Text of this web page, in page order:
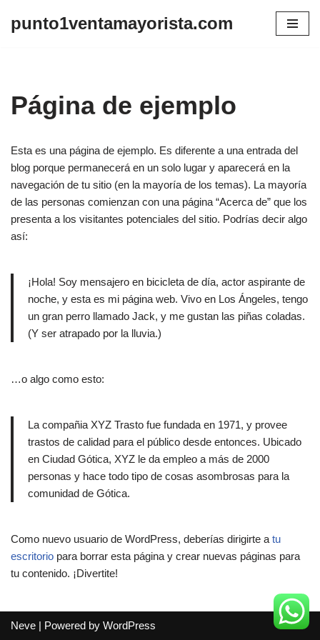
punto1ventamayorista.com
Página de ejemplo
Esta es una página de ejemplo. Es diferente a una entrada del
blog porque permanecerá en un solo lugar y aparecerá en la
navegación de tu sitio (en la mayoría de los temas). La mayoría
de las personas comienzan con una página “Acerca de” que los
presenta a los visitantes potenciales del sitio. Podrías decir algo
así:
¡Hola! Soy mensajero en bicicleta de día, actor aspirante de
noche, y esta es mi página web. Vivo en Los Ángeles, tengo
un gran perro llamado Jack, y me gustan las piñas coladas.
(Y ser atrapado por la lluvia.)
…o algo como esto:
La compañia XYZ Trasto fue fundada en 1971, y provee
trastos de calidad para el público desde entonces. Ubicado
en Ciudad Gótica, XYZ le da empleo a más de 2000
personas y hace todo tipo de cosas asombrosas para la
comunidad de Gótica.
Como nuevo usuario de WordPress, deberías dirigirte a tu
escritorio para borrar esta página y crear nuevas páginas para
tu contenido. ¡Divertite!
Neve | Powered by WordPress